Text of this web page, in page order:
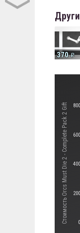
370
Стоимость Orcs Must Die 2 - Complete Pack 2 Gift 0
200
400
600
800